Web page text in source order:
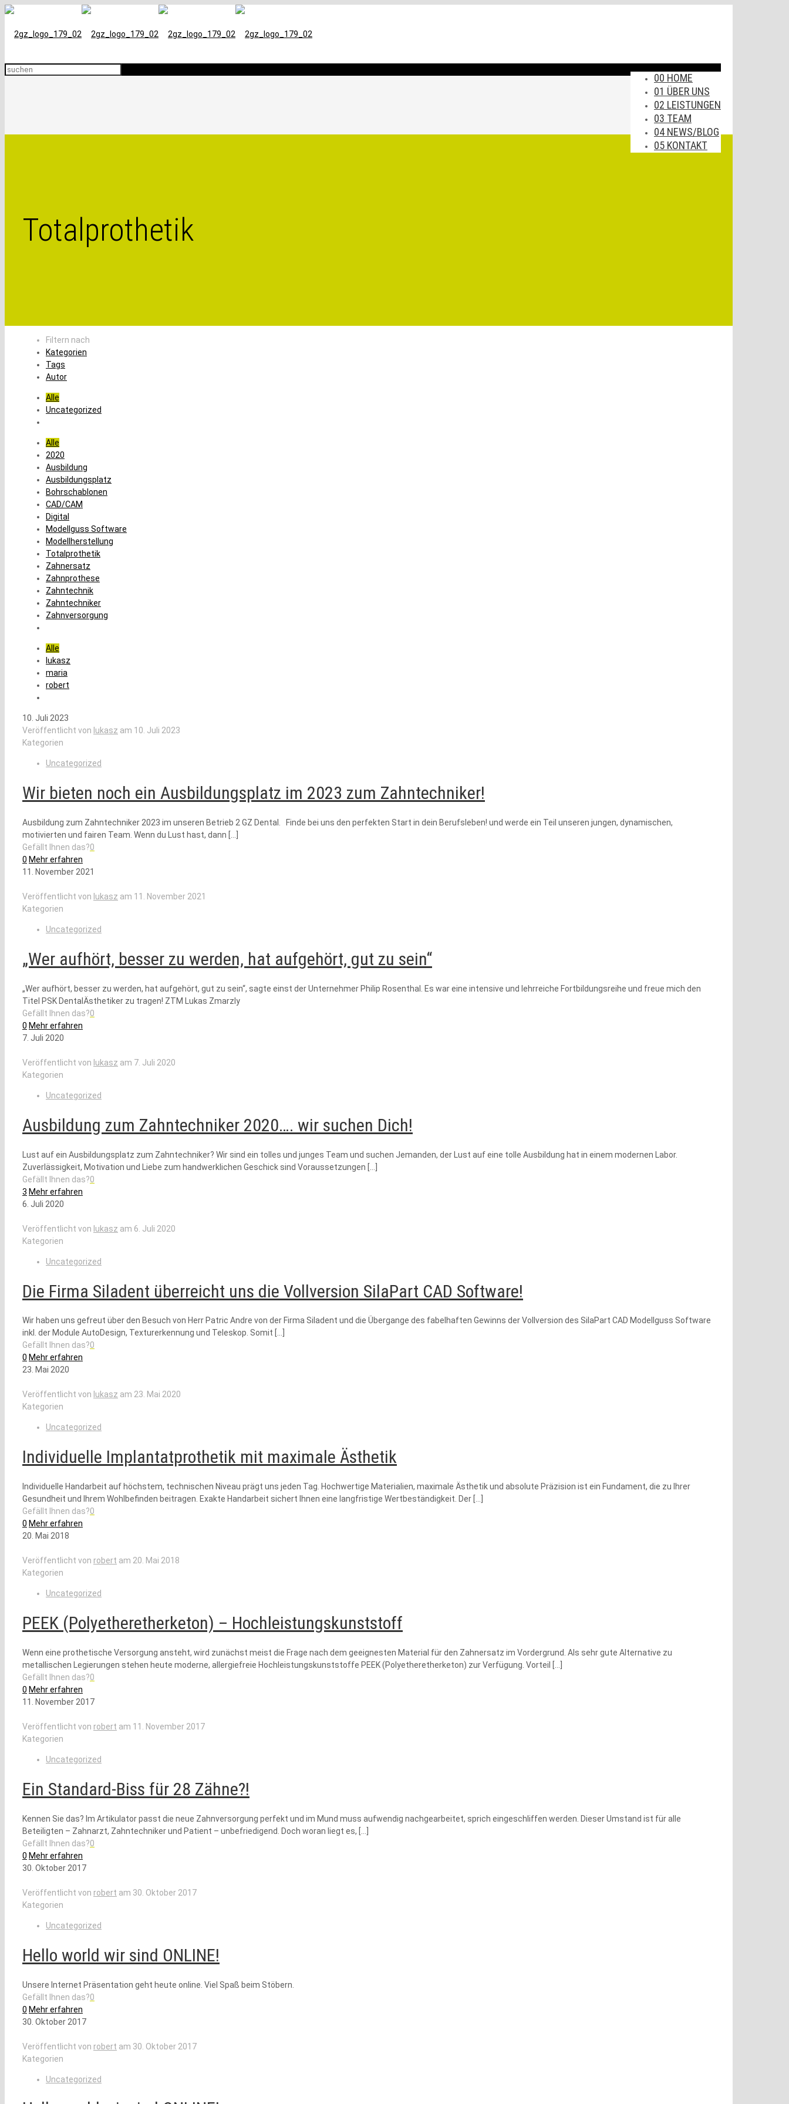
00 HOME
01 ÜBER UNS
02 LEISTUNGEN
03 TEAM
04 NEWS/BLOG
05 KONTAKT
Totalprothetik
Filtern nach
Kategorien
Tags
Autor
Alle
Uncategorized
Alle
2020
Ausbildung
Ausbildungsplatz
Bohrschablonen
CAD/CAM
Digital
Modellguss Software
Modellherstellung
Totalprothetik
Zahnersatz
Zahnprothese
Zahntechnik
Zahntechniker
Zahnversorgung
Alle
lukasz
maria
robert
10. Juli 2023
Veröffentlicht von lukasz am 10. Juli 2023
Kategorien
Uncategorized
Wir bieten noch ein Ausbildungsplatz im 2023 zum Zahntechniker!
Ausbildung zum Zahntechniker 2023 im unseren Betrieb 2 GZ Dental. Finde bei uns den perfekten Start in dein Berufsleben! und werde ein Teil unseren jungen, dynamischen,
motivierten und fairen Team. Wenn du Lust hast, dann
Gefällt Ihnen das?0
0 Mehr erfahren
11. November 2021
Veröffentlicht von lukasz am 11. November 2021
Kategorien
Uncategorized
„Wer aufhört, besser zu werden, hat aufgehört, gut zu sein“
„Wer aufhört, besser zu werden, hat aufgehört, gut zu sein“, sagte einst der Unternehmer Philip Rosenthal. Es war eine intensive und lehrreiche Fortbildungsreihe und freue mich den
Titel PSK DentalÄsthetiker zu tragen! ZTM Lukas Zmarzly
Gefällt Ihnen das?0
0 Mehr erfahren
7. Juli 2020
Veröffentlicht von lukasz am 7. Juli 2020
Kategorien
Uncategorized
Ausbildung zum Zahntechniker 2020…. wir suchen Dich!
Lust auf ein Ausbildungsplatz zum Zahntechniker? Wir sind ein tolles und junges Team und suchen Jemanden, der Lust auf eine tolle Ausbildung hat in einem modernen Labor.
Zuverlässigkeit, Motivation und Liebe zum handwerklichen Geschick sind Voraussetzungen
Gefällt Ihnen das?0
3 Mehr erfahren
6. Juli 2020
Veröffentlicht von lukasz am 6. Juli 2020
Kategorien
Uncategorized
Die Firma Siladent überreicht uns die Vollversion SilaPart CAD Software!
Wir haben uns gefreut über den Besuch von Herr Patric Andre von der Firma Siladent und die Übergange des fabelhaften Gewinns der Vollversion des SilaPart CAD Modellguss Software
inkl. der Module AutoDesign, Texturerkennung und Teleskop. Somit […]
Gefällt Ihnen das?0
0 Mehr erfahren
23. Mai 2020
Veröffentlicht von lukasz am 23. Mai 2020
Kategorien
Uncategorized
Individuelle Implantatprothetik mit maximale Ästhetik
Individuelle Handarbeit auf höchstem, technischen Niveau prägt uns jeden Tag. Hochwertige Materialien, maximale Ästhetik und absolute Präzision ist ein Fundament, die zu Ihrer
Gesundheit und Ihrem Wohlbefinden beitragen. Exakte Handarbeit sichert Ihnen eine langfristige Wertbeständigkeit. Der […]
Gefällt Ihnen das?0
0 Mehr erfahren
20. Mai 2018
Veröffentlicht von robert am 20. Mai 2018
Kategorien
Uncategorized
PEEK (Polyetheretherketon) – Hochleistungskunststoff
Wenn eine prothetische Versorgung ansteht, wird zunächst meist die Frage nach dem geeignesten Material für den Zahnersatz im Vordergrund. Als sehr gute Alternative zu
metallischen Legierungen stehen heute moderne, allergiefreie Hochleistungskunststoffe PEEK (Polyetheretherketon) zur Verfügung. Vorteil
Gefällt Ihnen das?0
0 Mehr erfahren
11. November 2017
Veröffentlicht von robert am 11. November 2017
Kategorien
Uncategorized
Ein Standard-Biss für 28 Zähne?!
Kennen Sie das? Im Artikulator passt die neue Zahnversorgung perfekt und im Mund muss aufwendig nachgearbeitet, sprich eingeschliffen werden. Dieser Umstand ist für alle
Beteiligten – Zahnarzt, Zahntechniker und Patient – unbefriedigend. Doch woran liegt es,
Gefällt Ihnen das?0
0 Mehr erfahren
30. Oktober 2017
Veröffentlicht von robert am 30. Oktober 2017
Kategorien
Uncategorized
Hello world wir sind ONLINE!
Unsere Internet Präsentation geht heute online. Viel Spaß beim Stöbern.
Gefällt Ihnen das?0
0 Mehr erfahren
30. Oktober 2017
Veröffentlicht von robert am 30. Oktober 2017
Kategorien
Uncategorized